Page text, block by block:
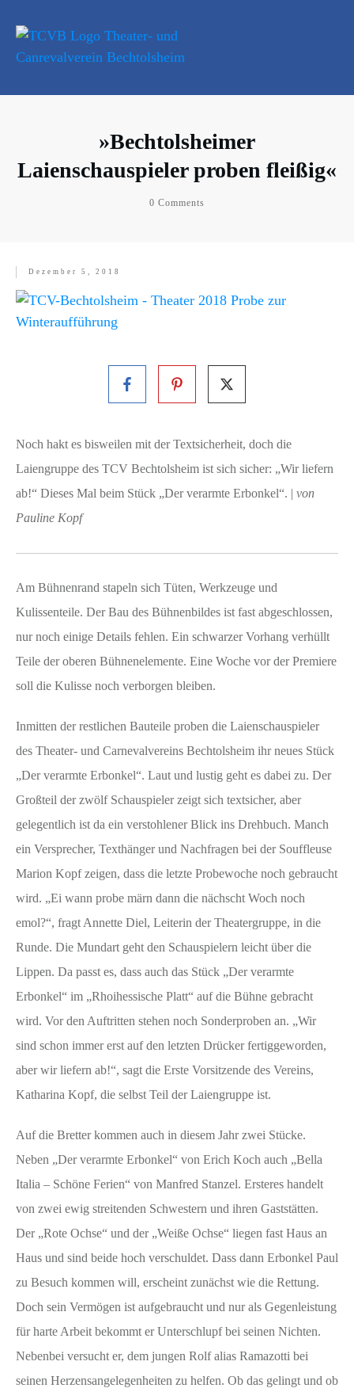
»Bechtolsheimer
Laienschauspieler proben fleißig«
0 Comments
Dezember 5, 2018
Noch hakt es bisweilen mit der Textsicherheit, doch die
Laiengruppe des TCV Bechtolsheim ist sich sicher: „Wir liefern
ab!“ Dieses Mal beim Stück „Der verarmte Erbonkel“. | von
Pauline Kopf
Am Bühnenrand stapeln sich Tüten, Werkzeuge und
Kulissenteile. Der Bau des Bühnenbildes ist fast abgeschlossen,
nur noch einige Details fehlen. Ein schwarzer Vorhang verhüllt
Teile der oberen Bühnenelemente. Eine Woche vor der Premiere
soll die Kulisse noch verborgen bleiben.
Inmitten der restlichen Bauteile proben die Laienschauspieler
des Theater- und Carnevalvereins Bechtolsheim ihr neues Stück
„Der verarmte Erbonkel“. Laut und lustig geht es dabei zu. Der
Großteil der zwölf Schauspieler zeigt sich textsicher, aber
gelegentlich ist da ein verstohlener Blick ins Drehbuch. Manch
ein Versprecher, Texthänger und Nachfragen bei der Souffleuse
Marion Kopf zeigen, dass die letzte Probewoche noch gebraucht
wird. „Ei wann probe märn dann die nächscht Woch noch
emol?“, fragt Annette Diel, Leiterin der Theatergruppe, in die
Runde. Die Mundart geht den Schauspielern leicht über die
Lippen. Da passt es, dass auch das Stück „Der verarmte
Erbonkel“ im „Rhoihessische Platt“ auf die Bühne gebracht
wird. Vor den Auftritten stehen noch Sonderproben an. „Wir
sind schon immer erst auf den letzten Drücker fertiggeworden,
aber wir liefern ab!“, sagt die Erste Vorsitzende des Vereins,
Katharina Kopf, die selbst Teil der Laiengruppe ist.
Auf die Bretter kommen auch in diesem Jahr zwei Stücke.
Neben „Der verarmte Erbonkel“ von Erich Koch auch „Bella
Italia – Schöne Ferien“ von Manfred Stanzel. Ersteres handelt
von zwei ewig streitenden Schwestern und ihren Gaststätten.
Der „Rote Ochse“ und der „Weiße Ochse“ liegen fast Haus an
Haus und sind beide hoch verschuldet. Dass dann Erbonkel Paul
zu Besuch kommen will, erscheint zunächst wie die Rettung.
Doch sein Vermögen ist aufgebraucht und nur als Gegenleistung
für harte Arbeit bekommt er Unterschlupf bei seinen Nichten.
Nebenbei versucht er, dem jungen Rolf alias Ramazotti bei
seinen Herzensangelegenheiten zu helfen. Ob das gelingt und ob